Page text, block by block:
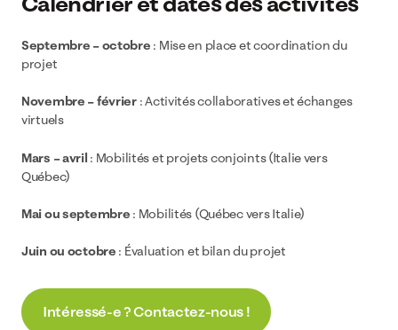
Septembre – octobre : Mise en place et coordination du
projet
Novembre – février: Activités collaboratives et échanges
virtuels
Mars – avril : Mobilités et projets conjoints (Italie vers
Québec)
Mai ou septembre : Mobilités (Québec vers Italie)
Juin ou octobre : Évaluation et bilan du projet
Intéressé-e ? Contactez-nous !